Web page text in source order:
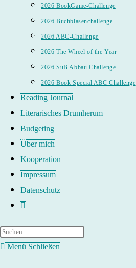
2026 BookGame-Challenge
2026 Buchblasenchallenge
2026 ABC-Challenge
2026 The Wheel of the Year
2026 SuB Abbau Challenge
2026 Book Special ABC Challenge
Reading Journal
Literarisches Drumherum
Budgeting
Über mich
Kooperation
Impressum
Datenschutz
Website-
umschalten
Menü Schließen